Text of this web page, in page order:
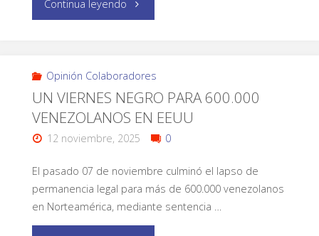
Continua leyendo
Opinión Colaboradores
UN VIERNES NEGRO PARA 600.000
VENEZOLANOS EN EEUU
12 noviembre, 2025 0
El pasado 07 de noviembre culminó el lapso de
permanencia legal para más de 600.000 venezolanos
en Norteamérica, mediante sentencia …